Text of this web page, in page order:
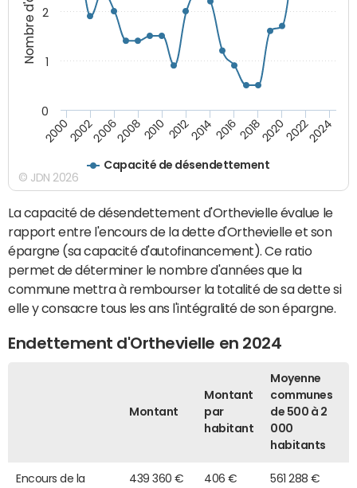
Capacité de désendettement
20002002200620082010 2012201420162018202020222024
0
1
2
© JDN 2026
La capacité de désendettement d'Orthevielle évalue le
rapport entre l'encours de la dette d'Orthevielle et son
épargne (sa capacité d'autofinancement). Ce ratio
permet de déterminer le nombre d'années que la
commune mettra à rembourser la totalité de sa dette si
elle y consacre tous les ans l'intégralité de son épargne.
Endettement d'Orthevielle en 2024
Montant
Montant
par
habitant
Moyenne
communes
de 500 à 2
000
habitants
Encours de la
439 360 € 406 € 561 288 €